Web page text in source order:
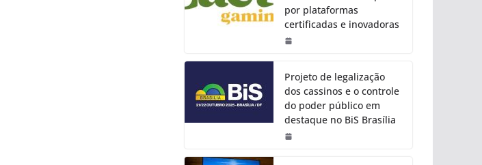
por plataformas
certificadas e inovadoras
Projeto de legalização
dos cassinos e o controle
do poder público em
destaque no BiS Brasília